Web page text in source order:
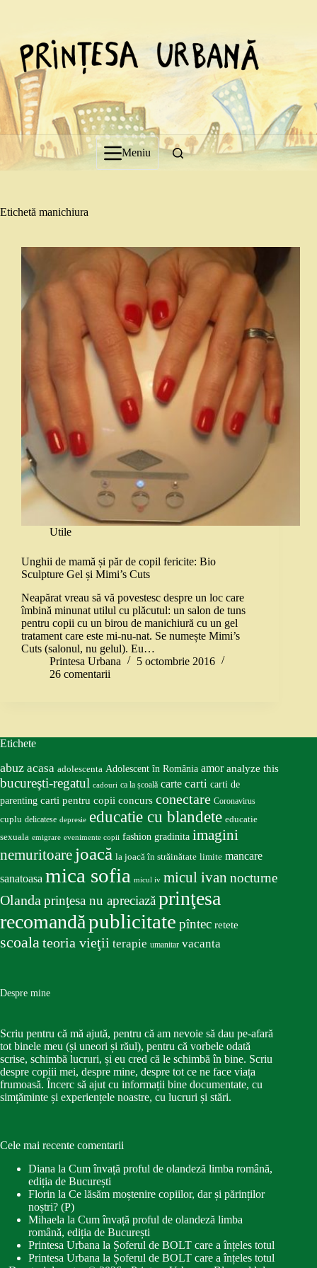
Meniu
Etichetă manichiura
Utile
Unghii de mamă și păr de copil fericite: Bio
Sculpture Gel și Mimi’s Cuts
Neapărat vreau să vă povestesc despre un loc care
îmbină minunat utilul cu plăcutul: un salon de tuns
pentru copii cu un birou de manichiură cu un gel
tratament care este mi-nu-nat. Se numește Mimi’s
Cuts (salonul, nu gelul). Eu…
Printesa Urbana
5 octombrie 2016
26 comentarii
Etichete
abuz acasa adolescenta Adolescent în România amor analyze this
bucureşti-regatul cadouri ca la școală carte carti carti de
parenting carti pentru copii concurs conectare Coronavirus
cuplu delicatese depresie educatie cu blandete educatie
sexuala emigrare evenimente copii fashion gradinita imagini
nemuritoare joacă la joacă în străinătate limite mancare
sanatoasa mica sofia micul iv micul ivan nocturne
Olandaprinţesa nu apreciazăprinţesa
recomandăpublicitate pîntec retete
scoalateoria vieţii terapie umanitar vacanta
Despre mine
Scriu pentru că mă ajută, pentru că am nevoie să dau pe-afară
tot binele meu (și uneori și răul), pentru că vorbele odată
scrise, schimbă lucruri, și eu cred că le schimbă în bine. Scriu
despre copiii mei, despre mine, despre tot ce ne face viața
frumoasă. Încerc să ajut cu informații bine documentate, cu
simțăminte și experiențele noastre, cu lucruri și stări.
Cele mai recente comentarii
Diana la Cum învață proful de olandeză limba română,
ediția de București
Florin la Ce lăsăm moștenire copiilor, dar și părinților
noștri? (P)
Mihaela la Cum învață proful de olandeză limba
română, ediția de București
Printesa Urbana la Șoferul de BOLT care a înțeles totul
Printesa Urbana la Șoferul de BOLT care a înțeles totul